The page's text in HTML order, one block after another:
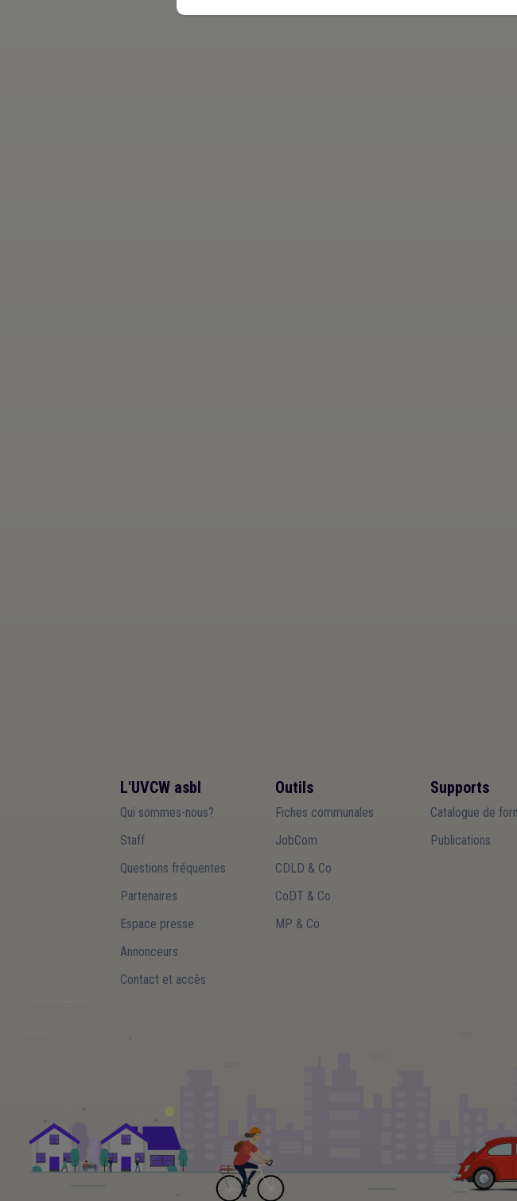
L'UVCW asbl
Qui sommes-nous?
Staff
Questions fréquentes
Partenaires
Espace presse
Annonceurs
Contact et accès
Outils
Fiches communales
JobCom
CDLD & Co
CoDT & Co
MP & Co
Supports
Catalogue de
Publications